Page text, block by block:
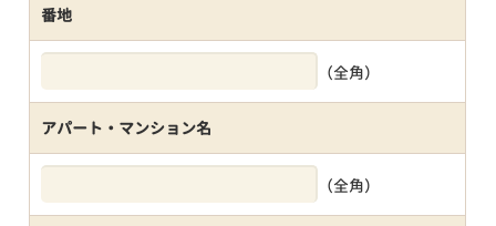
番地
（全角）
アパート・マンション名
（全角）